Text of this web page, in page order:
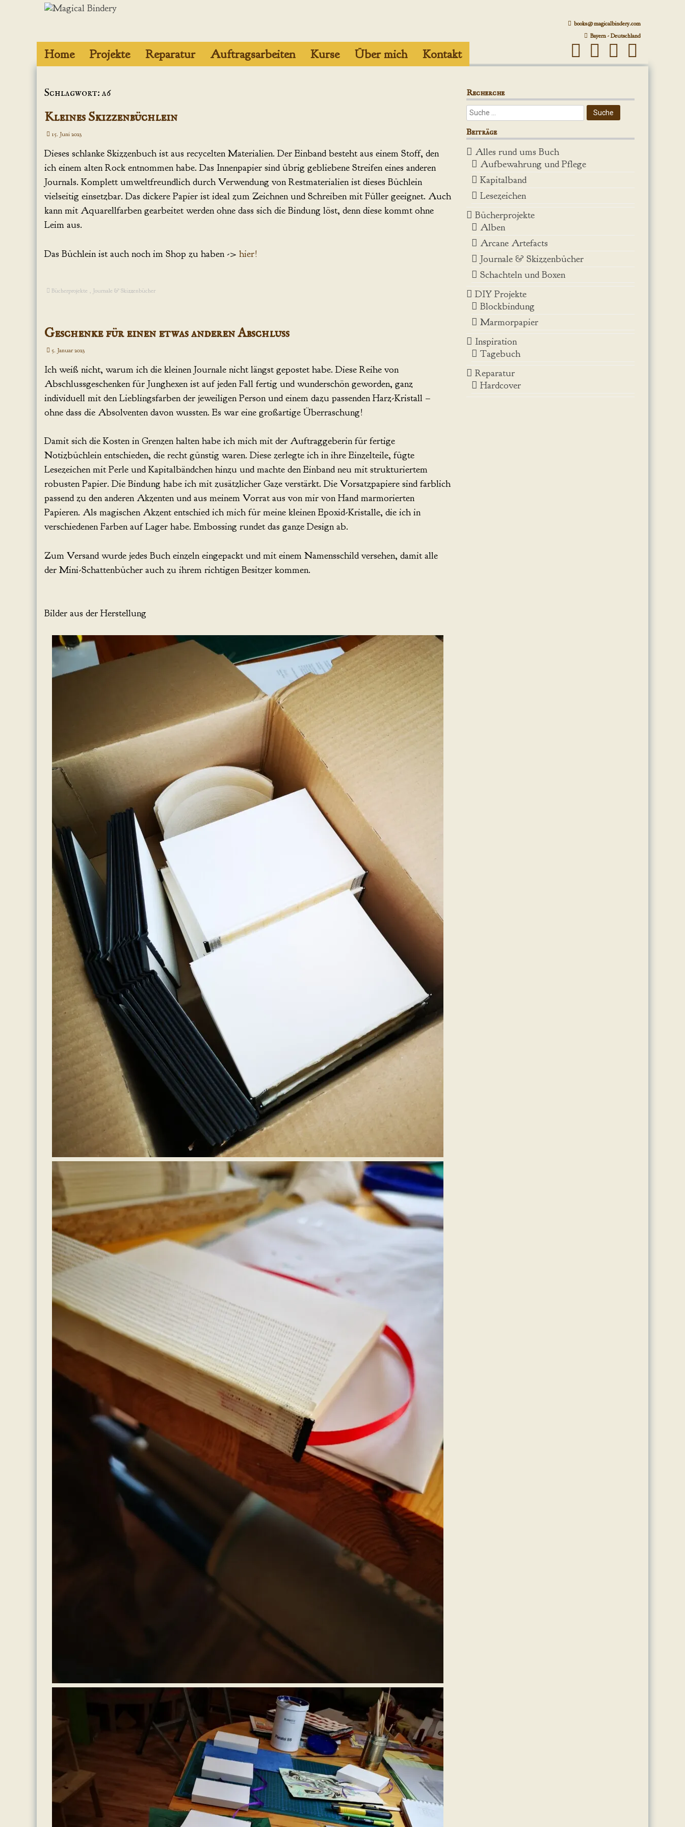
books@magicalbindery.com
Bayern - Deutschland
Home
Projekte
Epoxidharz
Figuren aus
Polymere Clay
Journale und
Grimoires
Boxen und
Schachteln
Reparatur Auftragsarbeiten Kurse Über mich Kontakt
Schlagwort: a6
Kleines Skizzenbüchlein
15. Juni 2023
Dieses schlanke Skizzenbuch ist aus recycelten Materialien. Der Einband besteht aus einem Stoff, den
ich einem alten Rock entnommen habe. Das Innenpapier sind übrig gebliebene Streifen eines anderen
Journals. Komplett umweltfreundlich durch Verwendung von Restmaterialien ist dieses Büchlein
vielseitig einsetzbar. Das dickere Papier ist ideal zum Zeichnen und Schreiben mit Füller geeignet. Auch
kann mit Aquarellfarben gearbeitet werden ohne dass sich die Bindung löst, denn diese kommt ohne
Leim aus.
Das Büchlein ist auch noch im Shop zu haben -> hier!
Bücherprojekte , Journale & Skizzenbücher
Geschenke für einen etwas anderen Abschluss
5. Januar 2023
Ich weiß nicht, warum ich die kleinen Journale nicht längst gepostet habe. Diese Reihe von
Abschlussgeschenken für Junghexen ist auf jeden Fall fertig und wunderschön geworden, ganz
individuell mit den Lieblingsfarben der jeweiligen Person und einem dazu passenden Harz-Kristall –
ohne dass die Absolventen davon wussten. Es war eine großartige Überraschung!
Damit sich die Kosten in Grenzen halten habe ich mich mit der Auftraggeberin für fertige
Notizbüchlein entschieden, die recht günstig waren. Diese zerlegte ich in ihre Einzelteile, fügte
Lesezeichen mit Perle und Kapitalbändchen hinzu und machte den Einband neu mit strukturiertem
robusten Papier. Die Bindung habe ich mit zusätzlicher Gaze verstärkt. Die Vorsatzpapiere sind farblich
passend zu den anderen Akzenten und aus meinem Vorrat aus von mir von Hand marmorierten
Papieren. Als magischen Akzent entschied ich mich für meine kleinen Epoxid-Kristalle, die ich in
verschiedenen Farben auf Lager habe. Embossing rundet das ganze Design ab.
Zum Versand wurde jedes Buch einzeln eingepackt und mit einem Namensschild versehen, damit alle
der Mini-Schattenbücher auch zu ihrem richtigen Besitzer kommen.
Bilder aus der Herstellung
Recherche
Beiträge
Alles rund ums Buch
Aufbewahrung und Pflege
Kapitalband
Lesezeichen
Bücherprojekte
Alben
Arcane Artefacts
Journale & Skizzenbücher
Schachteln und Boxen
DIY Projekte
Blockbindung
Marmorpapier
Inspiration
Tagebuch
Reparatur
Hardcover